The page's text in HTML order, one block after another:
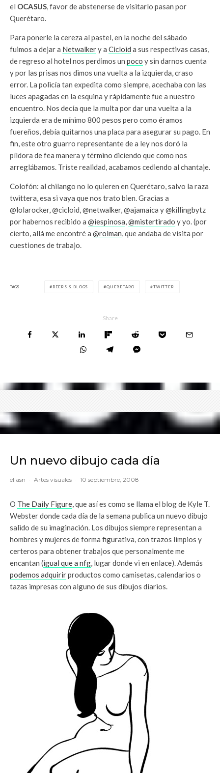
el OCASUS, favor de abstenerse de visitarlo pasan por
Querétaro.
Para ponerle la cereza al pastel, en la noche del sábado
fuimos a dejar a Netwalkery a Cicloid a sus respectivas casas,
de regreso al hotel nos perdimos un poco y sin darnos cuenta
y por las prisas nos dimos una vuelta a la izquierda, craso
error. La policía tan expedita como siempre, acechaba con las
luces apagadas en la esquina y rápidamente fue a nuestro
encuentro. Nos decía que la multa por dar una vuelta a la
izquierda era de mínimo 800 pesos pero como éramos
fuereños, debía quitarnos una placa para asegurar su pago. En
fin, este otro guarro representante de a ley nos doró la
píldora de fea manera y término diciendo que como nos
arreglábamos. Triste realidad, acabamos cediendo al chantaje.
Colofón: al chilango no lo quieren en Querétaro, salvo la raza
twittera, esa si vaya que nos trato bien. Gracias a
@lolarocker, @cicloid, @netwalker, @ajamaica y @killingbytz
por habernos recibido a @iespinosa,@mistertirado y yo. (por
cierto, allá me encontré a @rolman, que andaba de visita por
cuestiones de trabajo.
TAGS BEERS & BLOGS QUERETARO TWITTER
Share
Un nuevo dibujo cada día
eliasn · Artes visuales · 10 septiembre, 2008
O The Daily Figure, que así es como se llama el blog de Kyle T.
Webster donde cada día de la semana publica un nuevo dibujo
salido de su imaginación. Los dibujos siempre representan a
hombres y mujeres de forma figurativa, con trazos limpios y
certeros para obtener trabajos que personalmente me
encantan (igual que a nfg, lugar donde vi en enlace). Además
podemos adquirirproductos como camisetas, calendarios o
tazas impresas con alguno de sus dibujos diarios.